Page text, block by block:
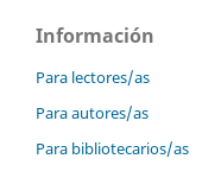
Información
Para lectores/as
Para autores/as
Para bibliotecarios/as